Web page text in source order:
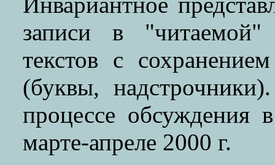
записи в "читаемой"
текстов с
(буквы,
процессе обсуждения
марте-апреле 2000 г.